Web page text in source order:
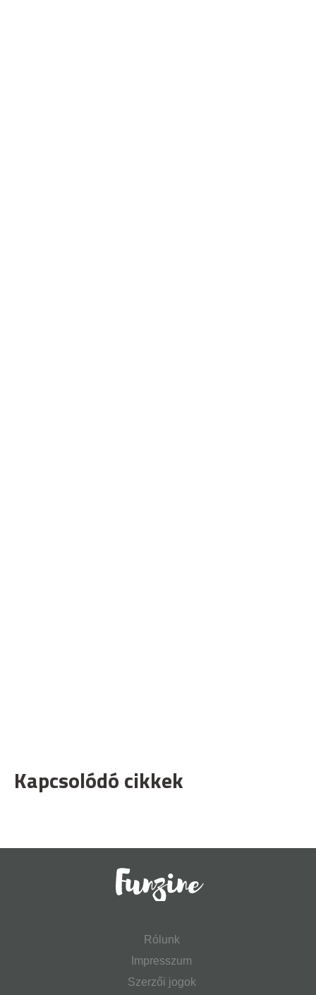
Kapcsolódó cikkek
Rólunk
Impresszum
Szerzői jogok